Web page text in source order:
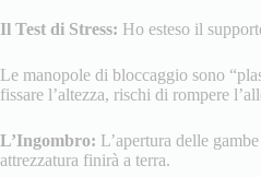
Il Test di Stress: Ho esteso il
Le manopole di bloccaggio sono
fissare l’altezza, rischi di rompere
L’Ingombro: L’apertura delle
attrezzatura finirà a terra.